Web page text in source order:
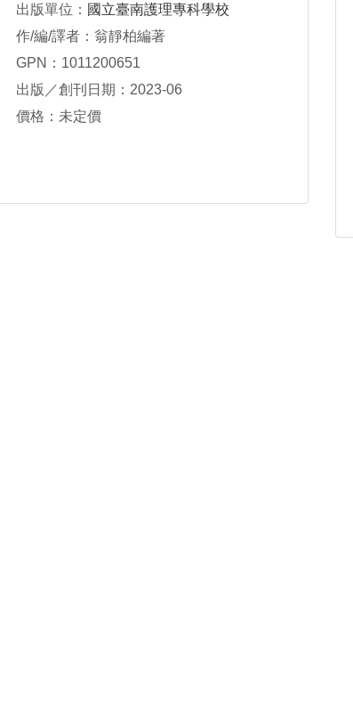
出版單位： 國立臺南護理專科學校
作/編/譯者：翁靜柏編著
GPN：1011200651
出版／創刊日期：2023-06
價格：未定價